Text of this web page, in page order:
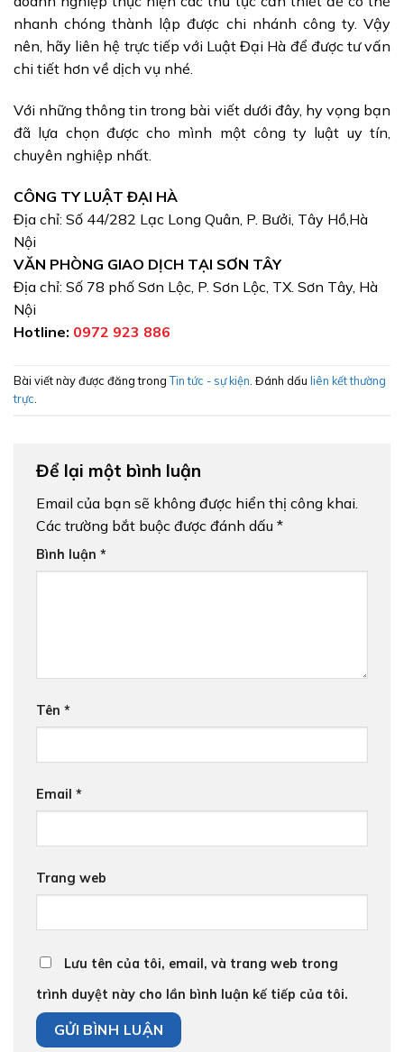
nhanh chóng thành lập được chi nhánh công ty. Vậy
nên, hãy liên hệ trực tiếp với Luật Đại Hà để được tư vấn
chi tiết hơn về dịch vụ nhé.
Với những thông tin trong bài viết dưới đây, hy vọng bạn
đã lựa chọn được cho mình một công ty luật uy tín,
chuyên nghiệp nhất.
CÔNG TY LUẬT ĐẠI HÀ
Địa chỉ: Số 44/282 Lạc Long Quân, P. Bưởi, Tây Hồ,Hà
Nội
VĂN PHÒNG GIAO DỊCH TẠI SƠN TÂY
Địa chỉ: Số 78 phố Sơn Lộc, P. Sơn Lộc, TX. Sơn Tây, Hà
Nội
Hotline: 0972 923 886
Bài viết này được đăng trongTin tức - sự kiện . Đánh dấu liên kết thường
trực
Để lại một bình luận
Email của bạn sẽ không được hiển thị công khai.
Các trường bắt buộc được đánh dấu *
Bình luận *
Tên *
Email *
Trang web
Lưu tên của tôi, email, và trang web trong
trình duyệt này cho lần bình luận kế tiếp của tôi.